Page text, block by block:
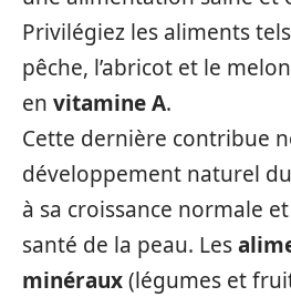
Privilégiez les aliments
pêche, l’abricot et le
en vitamine A.
Cette dernière contribue
développement naturel
à sa croissance normale
santé de la peau. Les
minéraux(légumes et